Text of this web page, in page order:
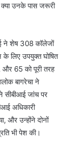
उनके पास जरूरी
ने शेष 308 कॉलेजों
लिए उपयुक्त घोषित
और 65 को पूरी तरह
बागरेचा ने
सीबीआई जांच पर
अधिकारी
और उन्होंने दोनों
भी पेश की।